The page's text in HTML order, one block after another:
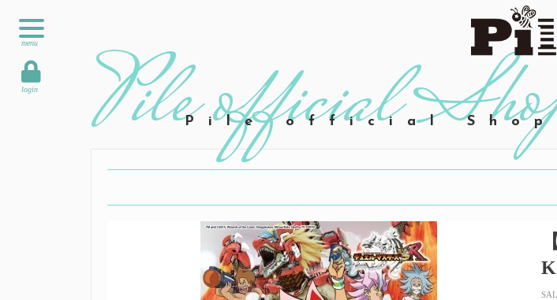
menu
login
Pile official Shop